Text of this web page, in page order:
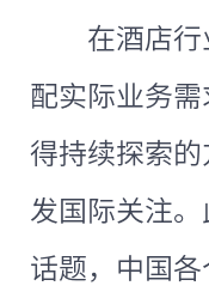
在酒店
配实际业务
得持续探索
发国际关注
话题，中国